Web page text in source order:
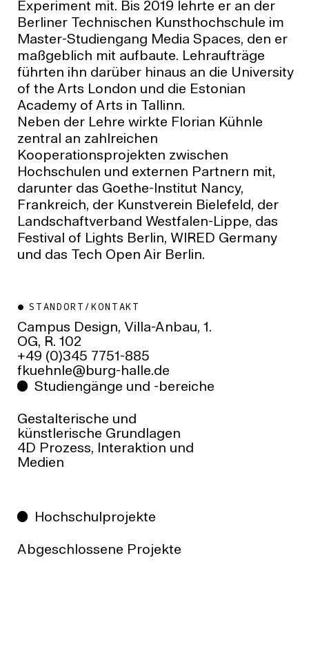
Experiment mit. Bis 2019 lehrte er an der
Berliner Technischen Kunsthochschule im
Master-Studiengang Media Spaces, den er
maßgeblich mit aufbaute. Lehraufträge
führten ihn darüber hinaus an die University
of the Arts London und die Estonian
Academy of Arts in Tallinn.
Neben der Lehre wirkte Florian Kühnle
zentral an zahlreichen
Kooperationsprojekten zwischen
Hochschulen und externen Partnern mit,
darunter das Goethe-Institut Nancy,
Frankreich, der Kunstverein Bielefeld, der
Landschaftverband Westfalen-Lippe, das
Festival of Lights Berlin, WIRED Germany
und das Tech Open Air Berlin.
STANDORT/KONTAKT
Campus Design, Villa-Anbau, 1.
OG, R. 102
+49 (0)345 7751-885
ed.ellah-grub@elnheukf
Studiengänge und -bereiche
Gestalterische und
künstlerische Grundlagen
4D Prozess, Interaktion und
Medien
Hochschulprojekte
Abgeschlossene Projekte